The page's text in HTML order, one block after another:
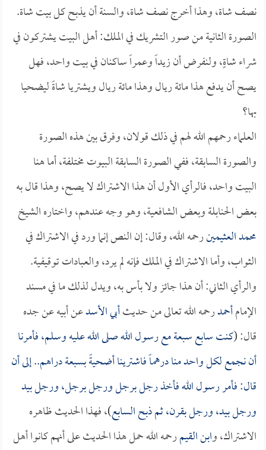
نصف شاة، وهذا أخرج نصف شاة، والسنة أن يذبح كل بيت شاة.
الصورة الثانية من صور التشريك في الملك: أهل البيت يشتركون في
شراء شاةٍ، ولنفرض أن زيداً وعمراً ساكنان في بيت واحد، فهل
يصح أن يدفع هذا مائة ريال وهذا مائة ريال ويشتريا شاةً ليضحيا
بها؟
العلماء رحمهم الله لهم في ذلك قولان، وفرق بين هذه الصورة
والصورة السابقة، ففي الصورة السابقة البيوت مختلفة، أما هنا
البيت واحد، فالرأي الأول أن هذا الاشتراك لا يصح، وهذا قال به
بعض الحنابلة وبعض الشافعية، وهو وجه عندهم، واختاره الشيخ
محمد العثيمينرحمه الله، وقال: إن النص إنما ورد في الاشتراك في
الثواب، وأما الاشتراك في الملك فإنه لم يرد، والعبادات توقيفية.
والرأي الثاني: أن هذا جائز ولا بأس به، ويدل لذلك ما في مسند
الإمامأحمدرحمه الله تعالى من حديثأبي الأسدعن أبيه عن جده
قال: (كنت سابع سبعة مع رسول الله صلى الله عليه وسلم، فأمرنا
أن نجمع لكل واحد منا درهماً فاشترينا أضحيةً بسبعة دراهم.. إلى أن
قال: فأمر رسول الله فأخذ رجل برجل ورجل برجل، ورجل بيد
ورجل بيد، ورجل بقرن، ثم ذبح السابع)، فهذا الحديث ظاهره
الاشتراك، وابن القيمرحمه الله حمل هذا الحديث على أنهم كانوا أهل